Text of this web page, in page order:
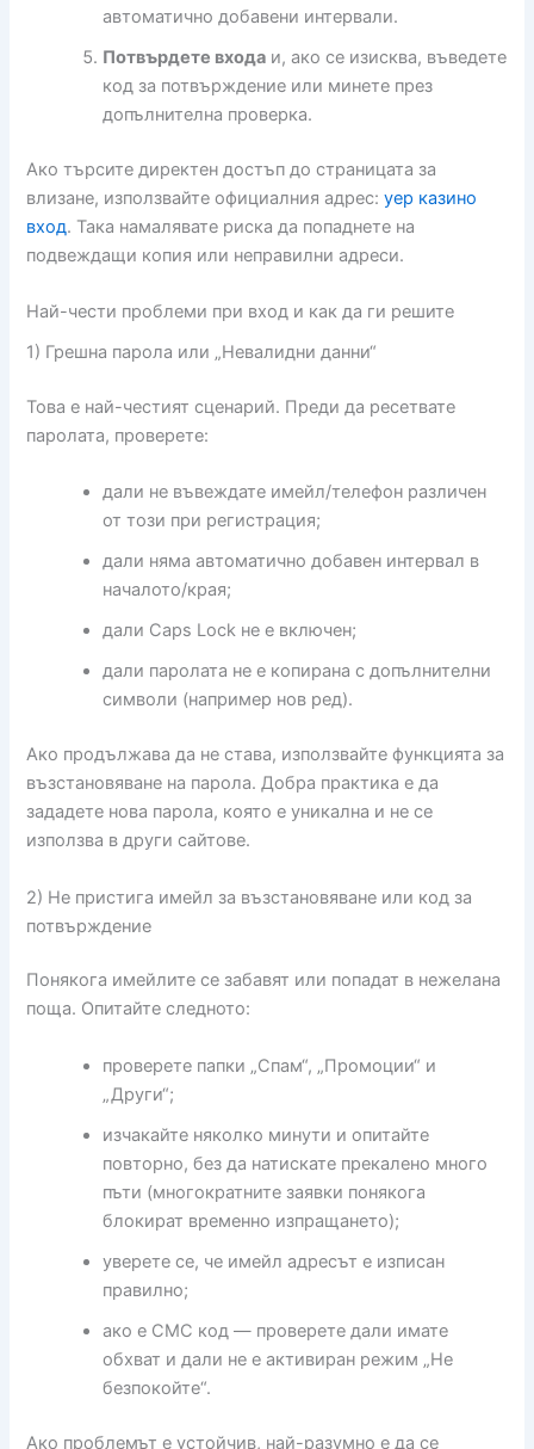
автоматично добавени интервали.
Потвърдете входа и, ако се изисква, въведете
код за потвърждение или минете през
допълнителна проверка.
Ако търсите директен достъп до страницата за
влизане, използвайте официалния адрес:yep казино
вход. Така намалявате риска да попаднете на
подвеждащи копия или неправилни адреси.
Най-чести проблеми при вход и как да ги решите
1) Грешна парола или „Невалидни данни“
Това е най-честият сценарий. Преди да ресетвате
паролата, проверете:
дали не въвеждате имейл/телефон различен
от този при регистрация;
дали няма автоматично добавен интервал в
началото/края;
дали Caps Lock не е включен;
дали паролата не е копирана с допълнителни
символи (например нов ред).
Ако продължава да не става, използвайте функцията за
възстановяване на парола. Добра практика е да
зададете нова парола, която е уникална и не се
използва в други сайтове.
2) Не пристига имейл за възстановяване или код за
потвърждение
Понякога имейлите се забавят или попадат в нежелана
поща. Опитайте следното:
проверете папки „Спам“, „Промоции“ и
„Други“;
изчакайте няколко минути и опитайте
повторно, без да натискате прекалено много
пъти (многократните заявки понякога
блокират временно изпращането);
уверете се, че имейл адресът е изписан
правилно;
ако е СМС код — проверете дали имате
обхват и дали не е активиран режим „Не
безпокойте“.
Ако проблемът е устойчив, най-разумно е да се